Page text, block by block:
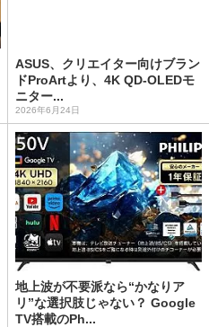
ASUS、クリエイター向けブラン
ドProArtより、4K QD-OLEDモ
ニター...
2026年6月24日
地上波が不要派なら“かなりア
リ”な選択肢じゃない？ Google
TV搭載のPh...